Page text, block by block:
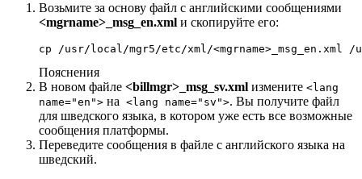
Возьмите за основу файл с английскими сообщениями
<mgrname>_msg_en.xml и скопируйте его:
cp /usr/local/mgr5/etc/xml/<mgrname>_msg_en.xml /
Пояснения
В новом файле <billmgr>_msg_sv.xml измените <lang
name="en"> на <lang name="sv">. Вы получите файл
для шведского языка, в котором уже есть все возможные
сообщения платформы.
Переведите сообщения в файле с английского языка на
шведский.